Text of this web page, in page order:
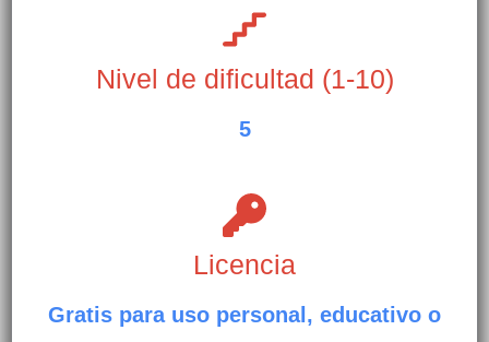
Nivel de dificultad (1-10)
5
Licencia
Gratis para uso personal, educativo o